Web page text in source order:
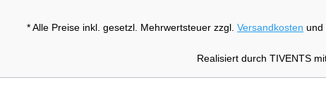
* Alle Preise inkl. gesetzl. Mehrwertsteuer zzgl. Versandkosten und
Realisiert durch TIVENTS